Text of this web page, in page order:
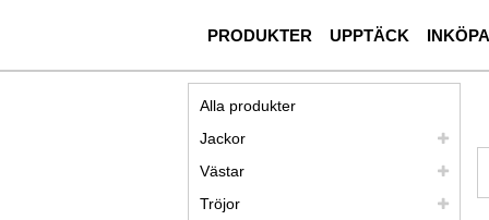
PRODUKTER UPPTÄCK
Alla produkter
Jackor
Västar
Tröjor